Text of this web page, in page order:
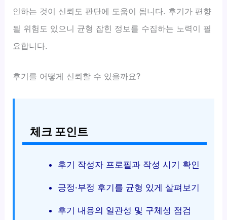
인하는 것이 신뢰도 판단에 도움이 됩니다. 후기가 편향
될 위험도 있으니 균형 잡힌 정보를 수집하는 노력이 필
요합니다.
후기를 어떻게 신뢰할 수 있을까요?
체크 포인트
후기 작성자 프로필과 작성 시기 확인
긍정·부정 후기를 균형 있게 살펴보기
후기 내용의 일관성 및 구체성 점검